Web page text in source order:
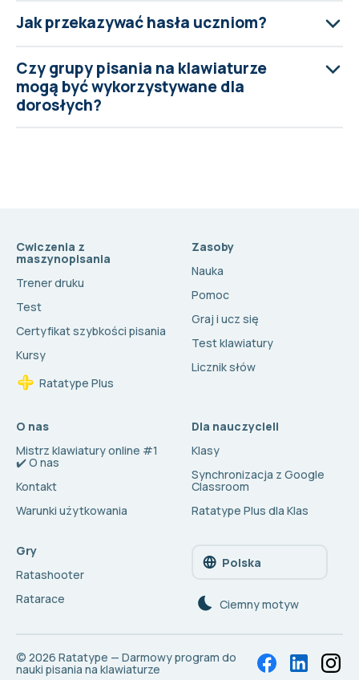
Jak przekazywać hasła uczniom?
Czy grupy pisania na klawiaturze
mogą być wykorzystywane dla
dorosłych?
Cwiczenia z
maszynopisania
Trener druku
Test
Certyfikat szybkości pisania
Kursy
Ratatype Plus
Zasoby
Nauka
Pomoc
Graj i ucz się
Test klawiatury
Licznik słów
O nas
Mistrz klawiatury online #1
✔️ O nas
Kontakt
Warunki użytkowania
Dla nauczycieli
Klasy
Synchronizacja z Google
Classroom
Ratatype Plus dla Klas
Gry
Ratashooter
Ratarace
Polska
Сiemny motyw
© 2026 Ratatype — Darmowy program do
nauki pisania na klawiaturze